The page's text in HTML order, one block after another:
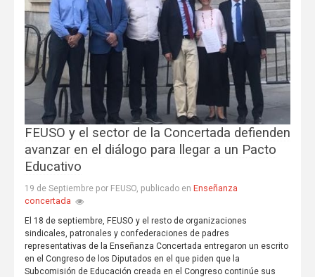
FEUSO y el sector de la Concertada defienden
avanzar en el diálogo para llegar a un Pacto
Educativo
19 de Septiembre por FEUSO, publicado en Enseñanza
concertada
El 18 de septiembre, FEUSO y el resto de organizaciones
sindicales, patronales y confederaciones de padres
representativas de la Enseñanza Concertada entregaron un escrito
en el Congreso de los Diputados en el que piden que la
Subcomisión de Educación creada en el Congreso continúe sus